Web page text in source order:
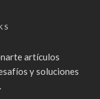
artículos
y soluciones